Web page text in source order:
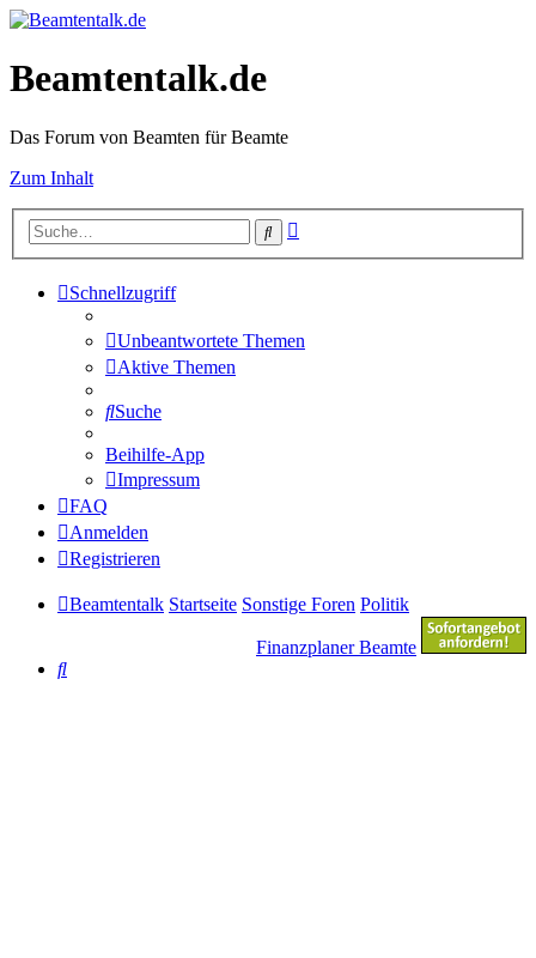
Beamtentalk.de
Das Forum von Beamten für Beamte
Zum Inhalt
Suche
Schnellzugriff
Unbeantwortete Themen
Aktive Themen
Suche
Beihilfe-App
Impressum
FAQ
Anmelden
Registrieren
Beamtentalk Startseite Sonstige Foren Politik
Finanzplaner Beamte
Suche